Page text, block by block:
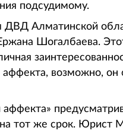
подсудимому.
ДВД Алматинской
Шогалбаева.
возможно, он
тот же срок. Юрист